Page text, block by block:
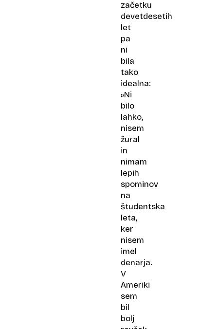
začetku
devetdesetih
let
pa
ni
bila
tako
idealna:
»Ni
bilo
lahko,
nisem
žural
in
nimam
lepih
spominov
na
študentska
leta,
ker
nisem
imel
denarja.
V
Ameriki
sem
bil
bolj